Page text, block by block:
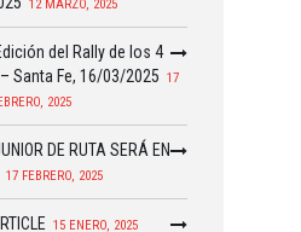
12 MARZO, 2025
del Rally de los 4
Santa Fe, 16/03/2025 17
2025
DE RUTA SERÁ EN
17 FEBRERO, 2025
15 ENERO, 2025